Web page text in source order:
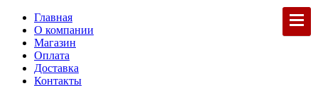
Главная
О компании
Магазин
Оплата
Доставка
Контакты